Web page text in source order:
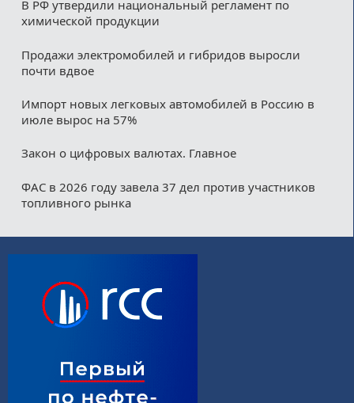
В РФ утвердили национальный регламент по
химической продукции
Продажи электромобилей и гибридов выросли
почти вдвое
Импорт новых легковых автомобилей в Россию в
июле вырос на 57%
Закон о цифровых валютах. Главное
ФАС в 2026 году завела 37 дел против участников
топливного рынка